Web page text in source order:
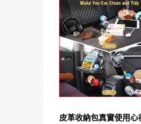
皮革收納包真實使用